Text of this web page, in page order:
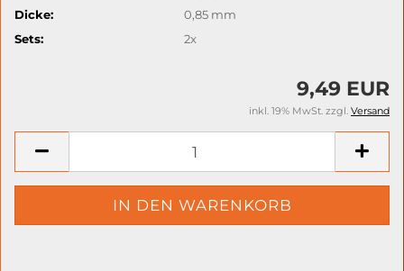
Dicke:
0,85 mm
Sets:
2x
9,49 EUR
inkl. 19% MwSt. zzgl. Versand